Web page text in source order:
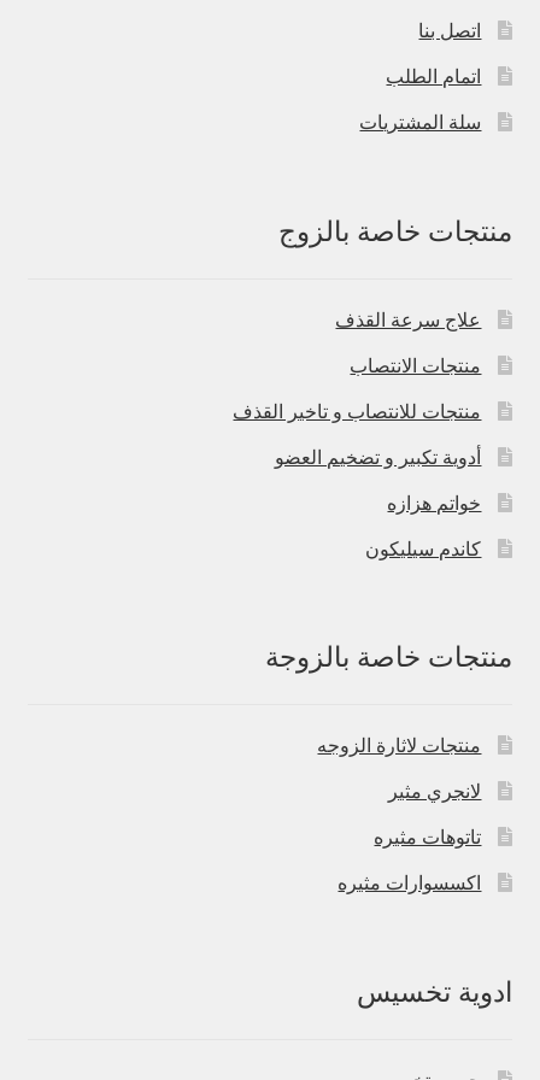
اتصل بنا
اتمام الطلب
سلة المشتريات
منتجات خاصة بالزوج
علاج سرعة القذف
منتجات الانتصاب
منتجات للانتصاب و تاخير القذف
أدوية تكبير و تضخيم العضو
خواتم هزازه
كاندم سيليكون
منتجات خاصة بالزوجة
منتجات لاثارة الزوجه
لانجري مثير
تاتوهات مثيره
اكسسوارات مثيره
ادوية تخسيس